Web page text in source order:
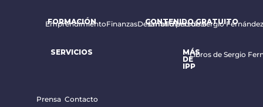
FORMACIÓN
EmprendimientoFinanzasDesarrollo personal
CONTENIDO GRATUITO
Email diario de Sergio Fernández
SERVICIOS
MÁS
DE
IPP
Libros de Sergio
Prensa Contacto